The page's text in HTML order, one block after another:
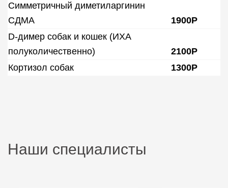
Симметричный диметиларгинин
СДМА
1900Р
D-димер собак и кошек (ИХА
полуколичественно)
2100Р
Кортизол собак
1300Р
Наши специалисты